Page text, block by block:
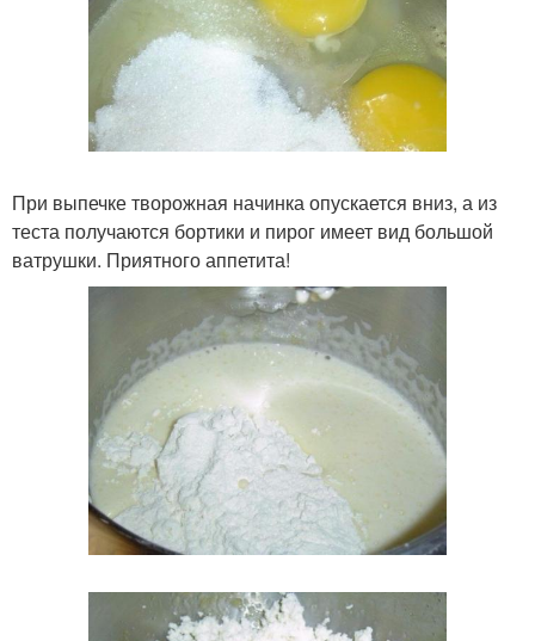
При выпечке творожная начинка опускается вниз, а из
теста получаются бортики и пирог имеет вид большой
ватрушки. Приятного аппетита!